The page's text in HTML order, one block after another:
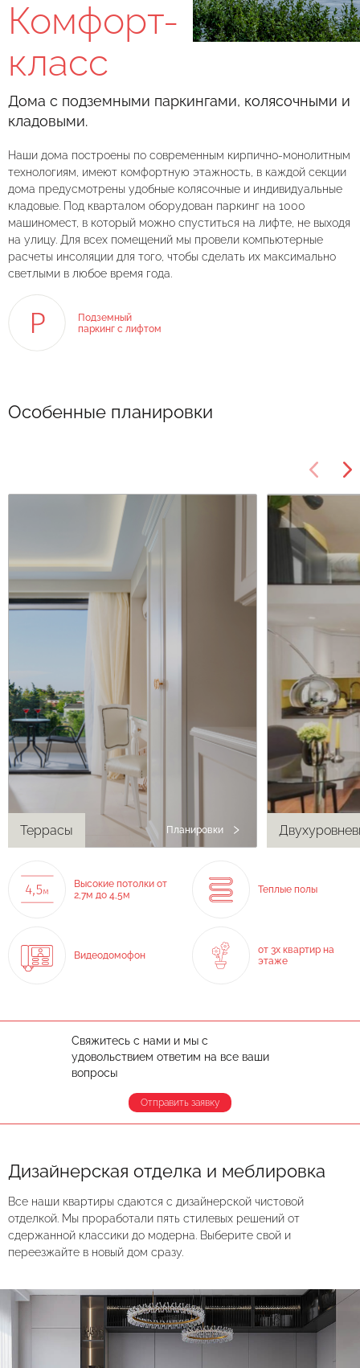
Комфорт-
класс
Дома с подземными паркингами, колясочными и
кладовыми.
Наши дома построены по современным кирпично-монолитным
технологиям, имеют комфортную этажность, в каждой секции
дома предусмотрены удобные колясочные и индивидуальные
кладовые. Под кварталом оборудован паркинг на 1000
машиномест, в который можно спуститься на лифте, не выходя
на улицу. Для всех помещений мы провели компьютерные
расчеты инсоляции для того, чтобы сделать их максимально
светлыми в любое время года.
Подземный
паркинг с лифтом
Особенные планировки
Планировки
Террасы
Высокие потолки от
2,7м до 4,5м
Теплые полы
Видеодомофон
от 3х квартир на
этаже
Свяжитесь с нами и мы с
удовольствием ответим на все ваши
вопросы
Отправить заявку
Дизайнерская отделка и меблировка
Все наши квартиры сдаются с дизайнерской чистовой
отделкой. Мы проработали пять стилевых решений от
сдержанной классики до модерна. Выберите свой и
переезжайте в новый дом сразу.